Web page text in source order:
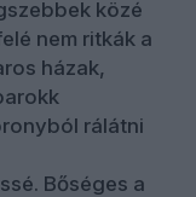
közé
nem ritkák a
házak,
rálátni
Bőséges a